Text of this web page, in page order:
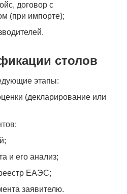
договор с
(при импорте);
столов
этапы:
(декларирование или
и его анализ;
ЕАЭС;
заявителю.